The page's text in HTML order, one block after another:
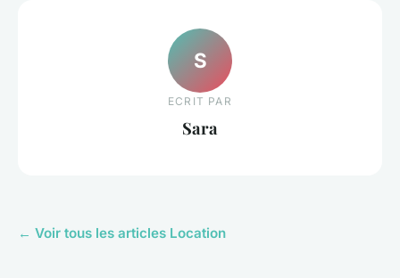
S
ECRIT PAR
Sara
← Voir tous les articles Location